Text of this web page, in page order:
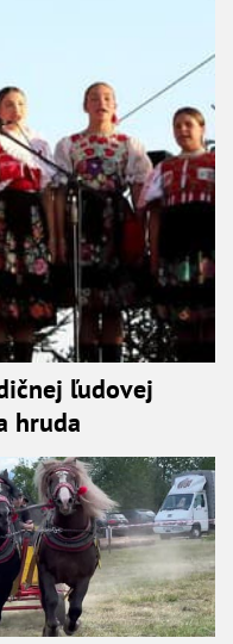
ľudovej
hruda